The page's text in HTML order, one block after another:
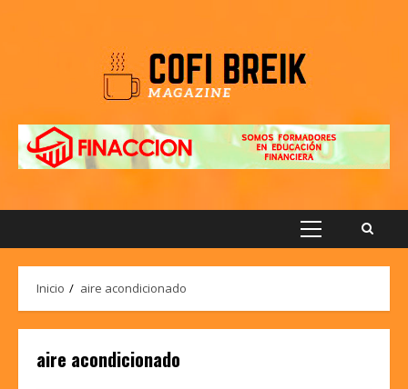
Menú
Inicio aire acondicionado
aire acondicionado